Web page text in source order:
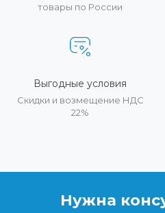
товары по России
Выгодные условия
Скидки и возмещение НДС
22%
Нужна